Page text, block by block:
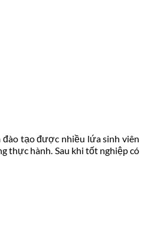
tạo được nhiều lứa sinh viên
thực hành. Sau khi tốt nghiệp có